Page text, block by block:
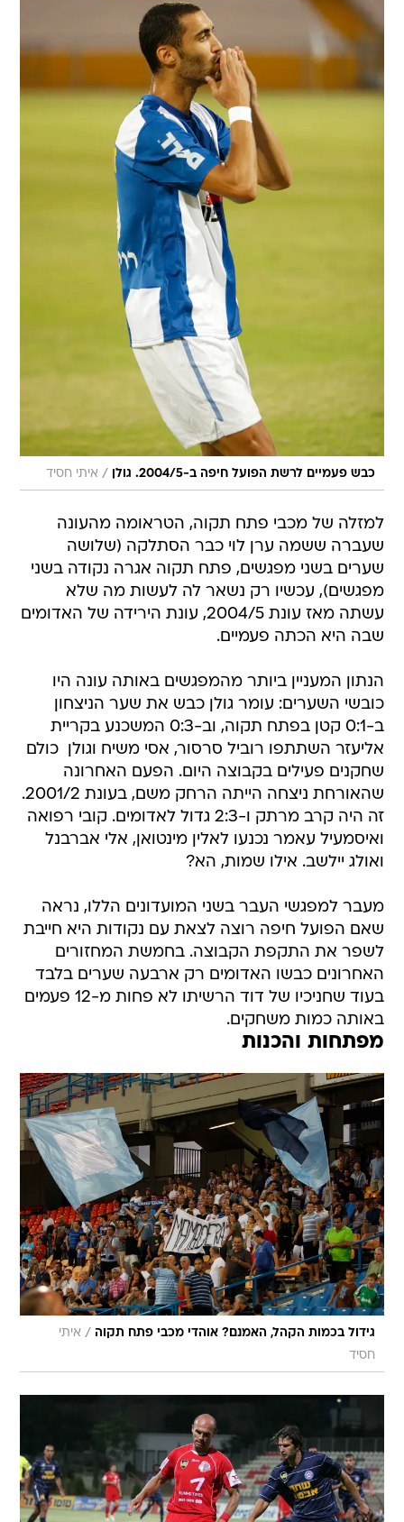
כבש פעמיים לרשת הפועל חיפה ב-2004/5. גולן / איתי חסיד
למזלה של מכבי פתח תקוה, הטראומה מהעונה
שעברה ששמה ערן לוי כבר הסתלקה (שלושה
שערים בשני מפגשים, פתח תקוה אגרה נקודה בשני
מפגשים), עכשיו רק נשאר לה לעשות מה שלא
עשתה מאז עונת 2004/5, עונת הירידה של האדומים
שבה היא הכתה פעמיים.
הנתון המעניין ביותר מהמפגשים באותה עונה היו
כובשי השערים: עומר גולן כבש את שער הניצחון
ב-0:1 קטן בפתח תקוה, וב-0:3 המשכנע בקריית
אליעזר השתתפו רוביל סרסור, אסי משיח וגולן  כולם
שחקנים פעילים בקבוצה היום. הפעם האחרונה
שהאורחת ניצחה הייתה הרחק משם, בעונת 2001/2.
זה היה קרב מרתק ו-2:3 גדול לאדומים. קובי רפואה
ואיסמעיל עאמר נכנעו לאלין מינטואן, אלי אברבנל
ואולג יילשב. אילו שמות, הא?
מעבר למפגשי העבר בשני המועדונים הללו, נראה
שאם הפועל חיפה רוצה לצאת עם נקודות היא חייבת
לשפר את התקפת הקבוצה. בחמשת המחזורים
האחרונים כבשו האדומים רק ארבעה שערים בלבד
בעוד שחניכיו של דוד הרשיתו לא פחות מ-12 פעמים
באותה כמות משחקים.
מפתחות והכנות
גידול בכמות הקהל, האמנם? אוהדי מכבי פתח תקוה / איתי
חסיד